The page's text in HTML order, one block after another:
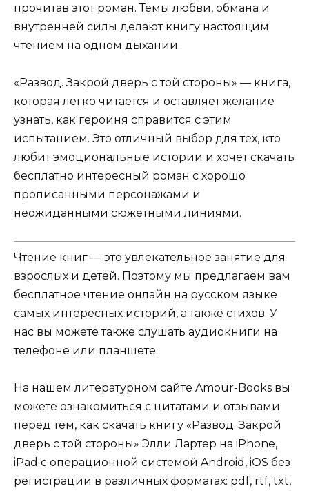
прочитав этот роман. Темы любви, обмана и
внутренней силы делают книгу настоящим
чтением на одном дыхании.
«Развод. Закрой дверь с той стороны» — книга,
которая легко читается и оставляет желание
узнать, как героиня справится с этим
испытанием. Это отличный выбор для тех, кто
любит эмоциональные истории и хочет скачать
бесплатно интересный роман с хорошо
прописанными персонажами и
неожиданными сюжетными линиями.
Чтение книг — это увлекательное занятие для
взрослых и детей. Поэтому мы предлагаем вам
бесплатное чтение онлайн на русском языке
самых интересных историй, а также стихов. У
нас вы можете также слушать аудиокниги на
телефоне или планшете.
На нашем литературном сайте Amour-Books вы
можете ознакомиться с цитатами и отзывами
перед тем, как скачать книгу «Развод. Закрой
дверь с той стороны» Элли Лартер на iPhone,
iPad с операционной системой Android, iOS без
регистрации в различных форматах: pdf, rtf, txt,